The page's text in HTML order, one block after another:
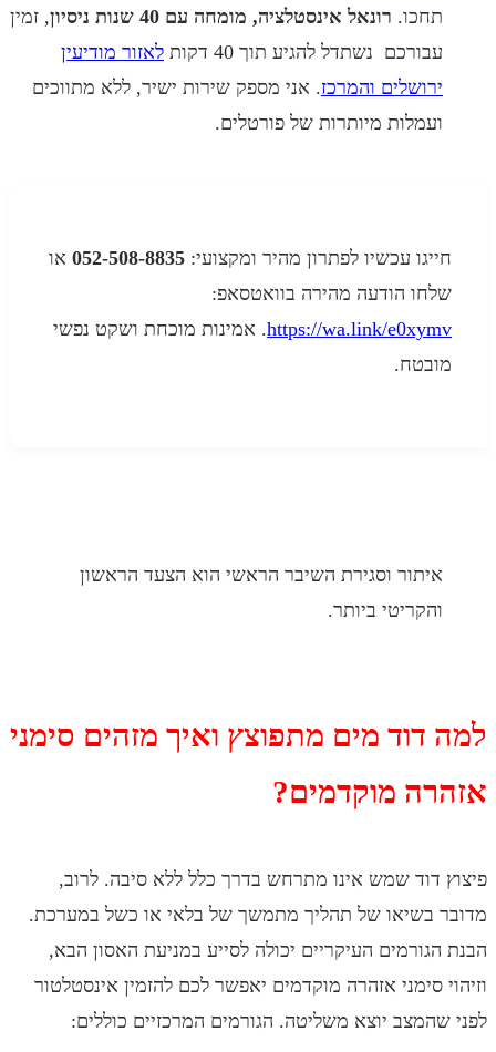
רונאל אינסטלציה, מומחה עם 40 שנות ניסיון
, זמין
נשתדל להגיע תוך 40 דקות
לאזור מודיעין
והמרכז. אני מספק שירות ישיר, ללא מתווכים
מיותרות של פורטלים.
עכשיו לפתרון מהיר ומקצועי:052-508-8835או
הודעה מהירה בוואטסאפ:
https://wa.link/. אמינות מוכחת ושקט נפשי
וסגירת השיבר הראשי הוא הצעד הראשון
ביותר.
מים מתפוצץ ואיך מזהים סימני
מוקדמים?
שמש אינו מתרחש בדרך כלל ללא סיבה. לרוב,
של תהליך מתמשך של בלאי או כשל במערכת.
העיקריים יכולה לסייע במניעת האסון הבא,
אזהרה מוקדמים יאפשר לכם להזמין אינסטלטור
יוצא משליטה. הגורמים המרכזיים כוללים: